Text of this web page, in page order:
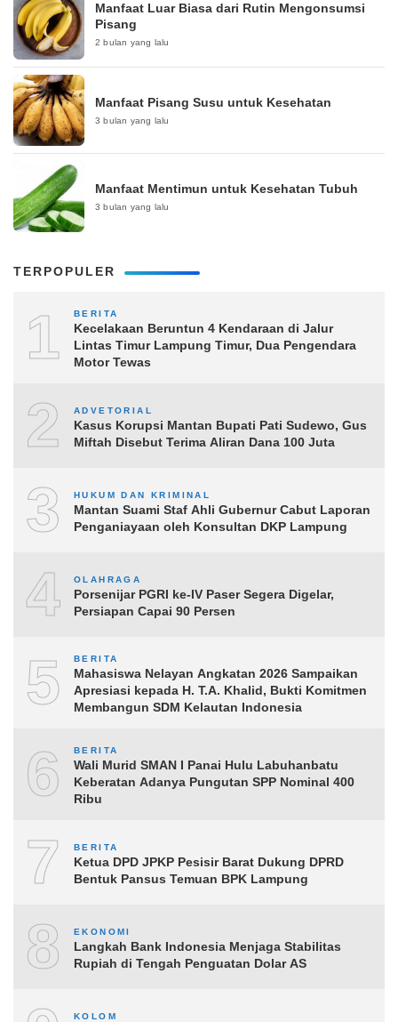
Manfaat Luar Biasa dari Rutin Mengonsumsi
Pisang
2 bulan yang lalu
Manfaat Pisang Susu untuk Kesehatan
3 bulan yang lalu
Manfaat Mentimun untuk Kesehatan Tubuh
3 bulan yang lalu
TERPOPULER
1 BERITA
Kecelakaan Beruntun 4 Kendaraan di Jalur
Lintas Timur Lampung Timur, Dua Pengendara
Motor Tewas
2 ADVETORIAL
Kasus Korupsi Mantan Bupati Pati Sudewo, Gus
Miftah Disebut Terima Aliran Dana 100 Juta
3 HUKUM DAN KRIMINAL
Mantan Suami Staf Ahli Gubernur Cabut Laporan
Penganiayaan oleh Konsultan DKP Lampung
4 OLAHRAGA
Porsenijar PGRI ke-IV Paser Segera Digelar,
Persiapan Capai 90 Persen
5 BERITA
Mahasiswa Nelayan Angkatan 2026 Sampaikan
Apresiasi kepada H. T.A. Khalid, Bukti Komitmen
Membangun SDM Kelautan Indonesia
6 BERITA
Wali Murid SMAN I Panai Hulu Labuhanbatu
Keberatan Adanya Pungutan SPP Nominal 400
Ribu
7 BERITA
Ketua DPD JPKP Pesisir Barat Dukung DPRD
Bentuk Pansus Temuan BPK Lampung
8 EKONOMI
Langkah Bank Indonesia Menjaga Stabilitas
Rupiah di Tengah Penguatan Dolar AS
KOLOM